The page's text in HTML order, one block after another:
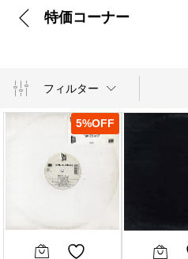
特価コーナー
フィルター
5%